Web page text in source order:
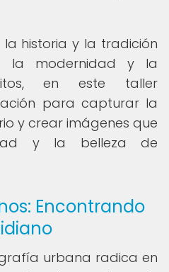
historia y la tradición
la modernidad y la
en este taller
para capturar la
y crear imágenes que
y la belleza de
Encontrando
urbana radica en